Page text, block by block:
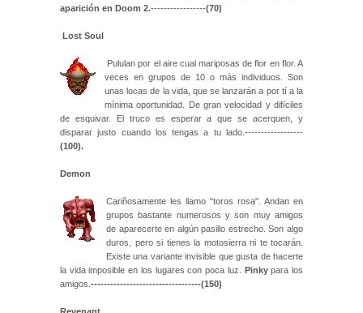
aparición en Doom 2.-----------------(70)
Lost Soul
Pululan por el aire cual mariposas de flor en flor. A
veces en grupos de 10 o más individuos. Son
unas locas de la vida, que se lanzarán a por tí a la
mínima oportunidad. De gran velocidad y difíciles
de esquivar. El truco es esperar a que se acerquen, y
disparar justo cuando los tengas a tu lado.------------------
(100).
Demon
Cariñosamente les llamo "toros rosa". Andan en
grupos bastante numerosos y son muy amigos
de aparecerte en algún pasillo estrecho. Son algo
duros, pero si tienes la motosierra ni te tocarán.
Existe una variante invisible que gusta de hacerte
la vida imposible en los lugares con poca luz. Pinkypara los
amigos. ----------------------------------(150)
Revenant